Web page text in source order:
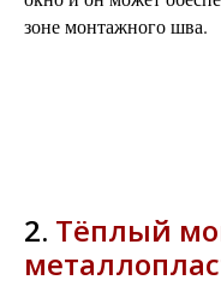
зоне монтажного шва.
2. Тёплый